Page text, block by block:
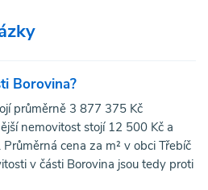
Borovina?
průměrně 3 877 375 Kč
nemovitost stojí 12 500 Kč a
cena za m² v obci Třebíč
v části Borovina jsou tedy proti